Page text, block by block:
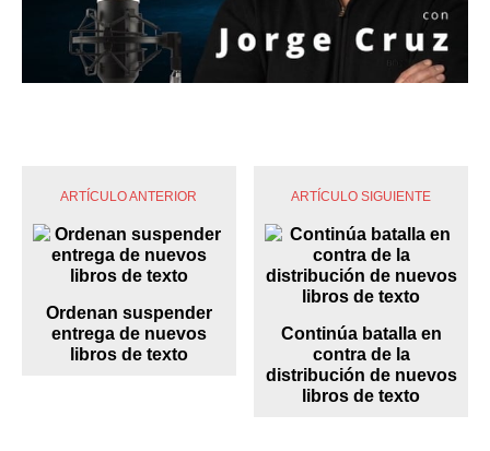
ARTÍCULO ANTERIOR
Ordenan suspender
entrega de nuevos
libros de texto
ARTÍCULO SIGUIENTE
Continúa batalla en
contra de la
distribución de nuevos
libros de texto